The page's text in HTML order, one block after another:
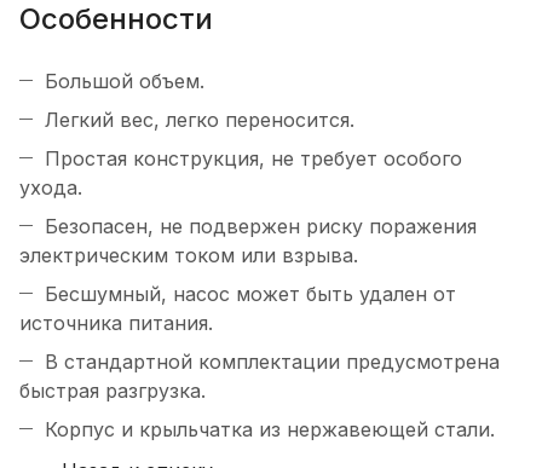
Особенности
Большой объем.
Легкий вес, легко переносится.
Простая конструкция, не требует особого
ухода.
Безопасен, не подвержен риску поражения
электрическим током или взрыва.
Бесшумный, насос может быть удален от
источника питания.
В стандартной комплектации предусмотрена
быстрая разгрузка.
Корпус и крыльчатка из нержавеющей стали.